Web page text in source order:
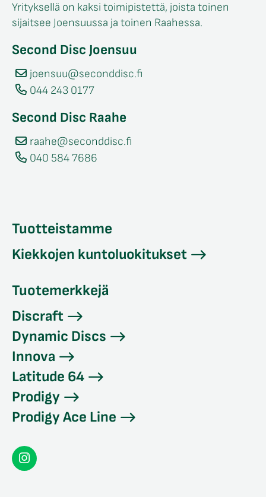
Yrityksellä on kaksi toimipistettä, joista toinen
sijaitsee Joensuussa ja toinen Raahessa.
Second Disc Joensuu
joensuu@seconddisc.fi
044 243 0177
Second Disc Raahe
raahe@seconddisc.fi
040 584 7686
Tuotteistamme
Kiekkojen kuntoluokitukset
Tuotemerkkejä
Discraft
Dynamic Discs
Innova
Latitude 64
Prodigy
Prodigy Ace Line
Seconddisc